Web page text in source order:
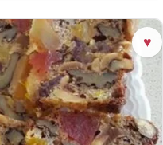
♥